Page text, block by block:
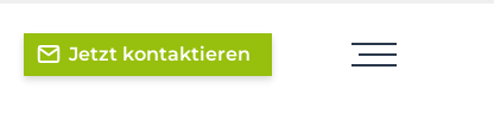
Jetzt kontaktieren